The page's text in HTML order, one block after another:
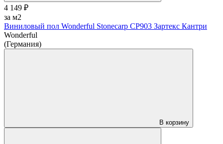
4 149 ₽
за м2
Виниловый пол Wonderful Stonecarp CP903 Зартекс Кантри
Wonderful
(Германия)
В корзину